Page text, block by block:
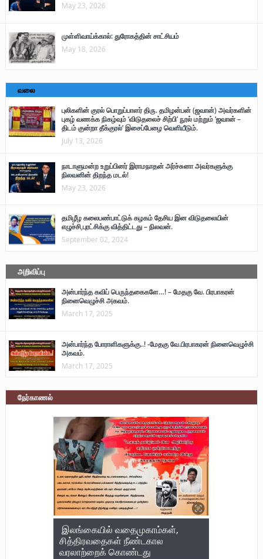
May 23, 2026
முள்ளிவாய்க்கால்: துரோகத்தின் சாட்சியம்
May 18, 2026
வலை
புலிகளின் குரல் பொறுப்பாளர் திரு. தமிழன்பன் (ஜவான்) அவர்களின்
புகழ் வணக்க நிகழ்வும் ‘விடுதலைச் சிற்பி’ நூல் மற்றும் ‘ஜவான் –
திடம் குன்றா தீக்குரல்’ இசைப்பேழை வெளியீடும்.
July 13, 2026
நாடாளுமன்ற உறுப்பினர் இராமநாதன் அர்ச்சுனா அவர்களுக்கு
நிலவனின் திறந்த மடல்!
May 23, 2026
தமிழீழ கலைபண்பாட்டுக் கழகம் தேசிய இன விடுதலையின்
எழுச்சி,புரட்சிக்கு வித்திட்டது – நிலவன்.
September 02, 2024
அறிவிப்பு
அன்பார்ந்த கவிப் பெருந்தகைகளே…! – மேதகு வே. பிரபாகரன்
நினைவெழுச்சி அகவம்.
March 17, 2025
அன்பார்ந்த போராளிகளுக்கு..! -மேதகு வே.பிரபாகரன் நினைவெழுச்சி
அகவம்.
March 17, 2025
நேர்காணல்
இலங்கையில் வதைமுகாம்கள்,
சித்திரவதைகள் நீண்டகால
வரலாற்றைக் கொண்டது